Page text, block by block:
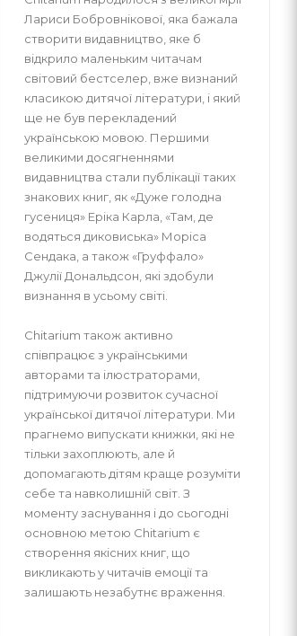
2
Шон Кови
грн
Кіра й
280
Лариси Бобровнікової, яка бажала
створити видавництво, яке б
відкрило маленьким читачам
світовий бестселер, вже визнаний
класикою дитячої літератури, і який
ще не був перекладений
українською мовою. Першими
великими досягненнями
видавництва стали публікації таких
знакових книг, як «Дуже голодна
гусениця» Еріка Карла, «Там, де
водяться диковиська» Моріса
Сендака, а також «Груффало»
Джулії Дональдсон, які здобули
визнання в усьому світі.
Chitarium також активно
співпрацює з українськими
авторами та ілюстраторами,
підтримуючи розвиток сучасної
української дитячої літератури. Ми
прагнемо випускати книжки, які не
тільки захоплюють, але й
допомагають дітям краще розуміти
себе та навколишній світ. З
моменту заснування і до сьогодні
основною метою Chitarium є
створення якісних книг, що
викликають у читачів емоції та
залишають незабутнє враження.